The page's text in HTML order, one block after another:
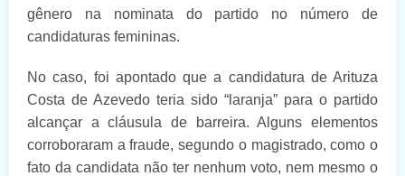
gênero na nominata do partido no número de
candidaturas femininas.
No caso, foi apontado que a candidatura de Arituza
Costa de Azevedo teria sido “laranja” para o partido
alcançar a cláusula de barreira. Alguns elementos
corroboraram a fraude, segundo o magistrado, como o
fato da candidata não ter nenhum voto, nem mesmo o